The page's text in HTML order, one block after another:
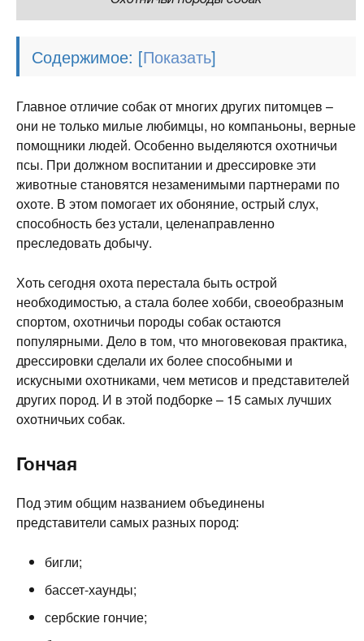
Содержимое: [ ]
Главное отличие собак от многих других питомцев –
они не только милые любимцы, но компаньоны, верные
помощники людей. Особенно выделяются охотничьи
псы. При должном воспитании и дрессировке эти
животные становятся незаменимыми партнерами по
охоте. В этом помогает их обоняние, острый слух,
способность без устали, целенаправленно
преследовать добычу.
Хоть сегодня охота перестала быть острой
необходимостью, а стала более хобби, своеобразным
спортом, охотничьи породы собак остаются
популярными. Дело в том, что многовековая практика,
дрессировки сделали их более способными и
искусными охотниками, чем метисов и представителей
других пород. И в этой подборке – 15 самых лучших
охотничьих собак.
Гончая
Под этим общим названием объединены
представители самых разных пород:
бигли;
бассет-хаунды;
сербские гончие;